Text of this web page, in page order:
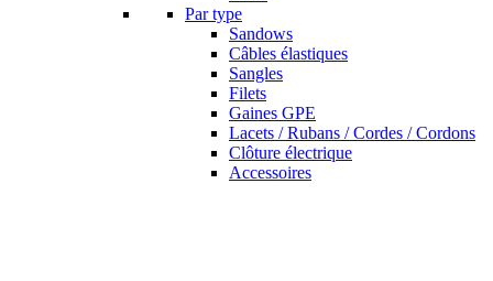
Par type
Sandows
Câbles élastiques
Sangles
Filets
Gaines GPE
Lacets / Rubans / Cordes / Cordons
Clôture électrique
Accessoires